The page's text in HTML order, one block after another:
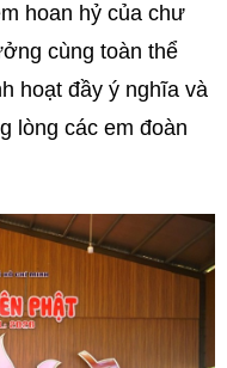
hoan hỷ của chư
cùng toàn thể
hoạt đầy ý nghĩa và
lòng các em đoàn